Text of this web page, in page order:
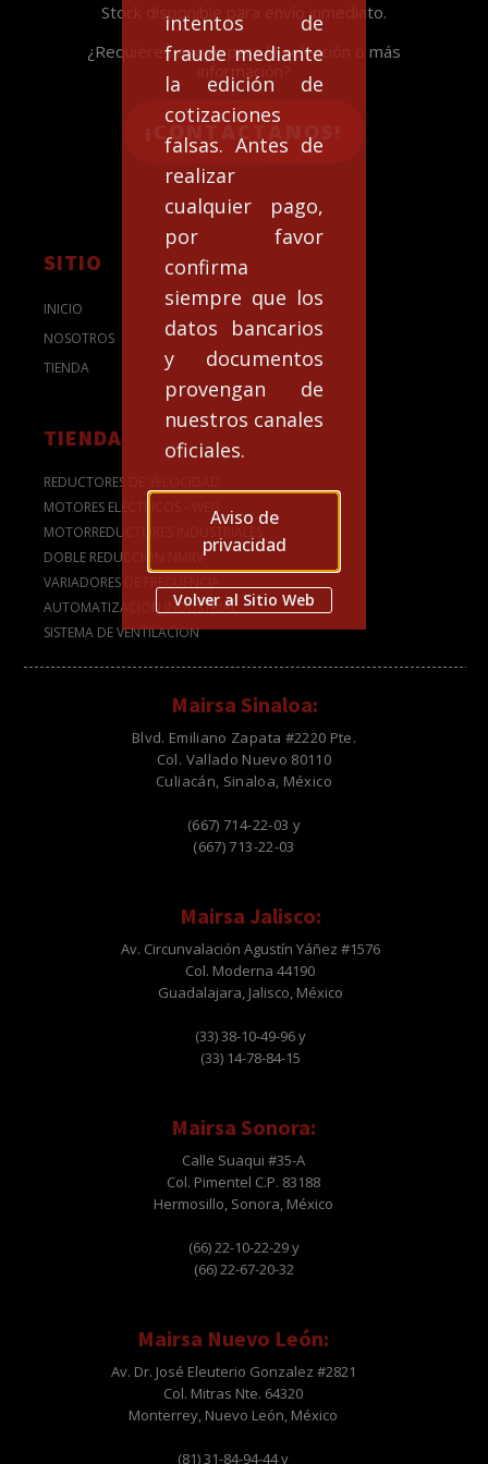
intentos de
fraude mediante
la edición de
cotizaciones
falsas. Antes de
realizar
cualquier pago,
por favor
confirma
siempre que los
datos bancarios
y documentos
provengan de
nuestros canales
oficiales.
Aviso de
privacidad
Volver al Sitio Web
Stock disponible para envío inmediato.
¿Requieres apoyo para la selección o más
información?
¡CONTACTANOS!
SITIO
INICIO
NOSOTROS
TIENDA
TIENDA
REDUCTORES DE VELOCIDAD
MOTORES ELÉCTRICOS - WEG
MOTORREDUCTORES INDUSTRIALES
DOBLE REDUCCIÓN NMRV
VARIADORES DE FRECUENCIA
AUTOMATIZACION INDUSTRIAL
SISTEMA DE VENTILACION
Mairsa Sinaloa:
Blvd. Emiliano Zapata #2220 Pte.
Col. Vallado Nuevo 80110
Culiacán, Sinaloa, México
(667) 714-22-03 y
(667) 713-22-03
Mairsa Jalisco:
Av. Circunvalación Agustín Yáñez #1576
Col. Moderna 44190
Guadalajara, Jalisco, México
(33) 38-10-49-96 y
(33) 14-78-84-15
Mairsa Sonora:
Calle Suaqui #35-A
Col. Pimentel C.P. 83188
Hermosillo, Sonora, México
(66) 22-10-22-29 y
(66) 22-67-20-32
Mairsa Nuevo León:
Av. Dr. José Eleuterio Gonzalez #2821
Col. Mitras Nte. 64320
Monterrey, Nuevo León, México
(81) 31-84-94-44 y